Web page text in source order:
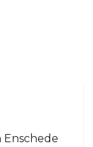
Enschede